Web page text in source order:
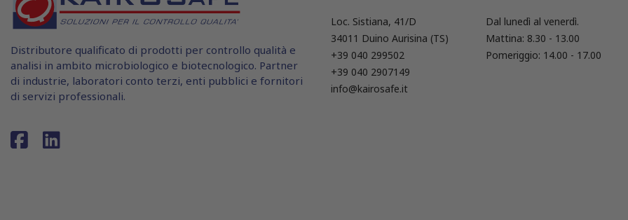
Distributore qualificato di prodotti per controllo qualità e
analisi in ambito microbiologico e biotecnologico. Partner
di industrie, laboratori conto terzi, enti pubblici e fornitori
di servizi professionali.
Loc. Sistiana, 41/D
34011 Duino Aurisina (TS)
+39 040 299502
+39 040 2907149
info@kairosafe.it
Dal lunedì al venerdì.
Mattina: 8.30 - 13.00
Pomeriggio: 14.00 - 17.00